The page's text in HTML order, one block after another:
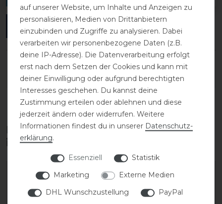
ANMELDEN
DETAILS ZUR PRODUKTSICHERHEIT
Diese Produkte könnten dich auch
interessieren
auf unserer Website, um Inhalte und Anzeigen zu
personalisieren, Medien von Drittanbietern
einzubinden und Zugriffe zu analysieren. Dabei
verarbeiten wir personenbezogene Daten (z.B.
deine IP-Adresse). Die Datenverarbeitung erfolgt
erst nach dem Setzen der Cookies und kann mit
deiner Einwilligung oder aufgrund berechtigten
Interesses geschehen. Du kannst deine
Zustimmung erteilen oder ablehnen und diese
jederzeit ändern oder widerrufen. Weitere
Informationen findest du in unserer Daten­schutz­
erklärung.
Essenziell
Statistik
Marketing
Externe Medien
DHL Wunschzustellung
PayPal